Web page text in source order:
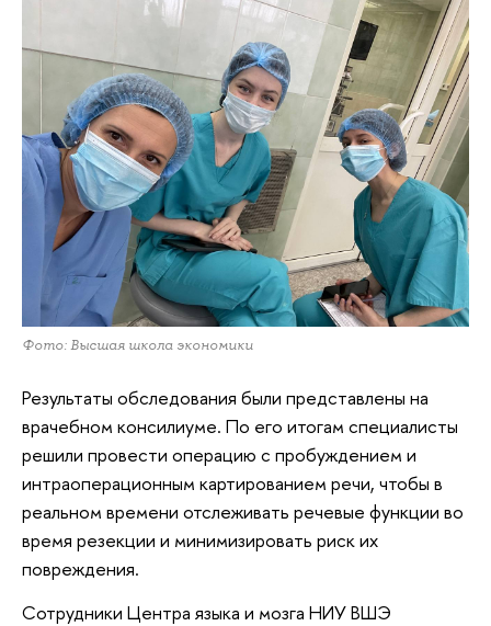
Фото: Высшая школа экономики
Результаты обследования были представлены на
врачебном консилиуме. По его итогам специалисты
решили провести операцию с пробуждением и
интраоперационным картированием речи, чтобы в
реальном времени отслеживать речевые функции во
время резекции и минимизировать риск их
повреждения.
Сотрудники Центра языка и мозга НИУ ВШЭ